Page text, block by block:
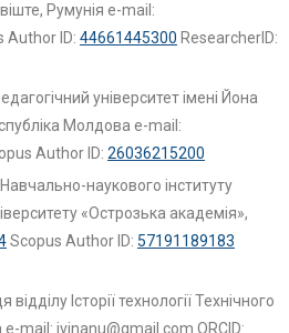
Румунія e-mail:
Author ID: 44661445300 ResearcherID:
університет імені Йона
Молдова e-mail:
Author ID: 26036215200
наукового інституту
«Острозька академія»,
Scopus Author ID: 57191189183
Історії технології Технічного
mail: ivinanu@gmail.com ORCID: